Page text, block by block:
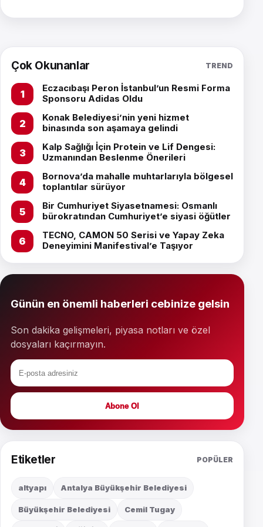
Çok Okunanlar TREND
Eczacıbaşı Peron İstanbul’un Resmi Forma
Sponsoru Adidas Oldu
Konak Belediyesi’nin yeni hizmet
binasında son aşamaya gelindi
Kalp Sağlığı İçin Protein ve Lif Dengesi:
Uzmanından Beslenme Önerileri
Bornova’da mahalle muhtarlarıyla bölgesel
toplantılar sürüyor
Bir Cumhuriyet Siyasetnamesi: Osmanlı
bürokratından Cumhuriyet’e siyasi öğütler
TECNO, CAMON 50 Serisi ve Yapay Zeka
Deneyimini Manifestival’e Taşıyor
Günün en önemli haberleri cebinize gelsin
Son dakika gelişmeleri, piyasa notları ve özel
dosyaları kaçırmayın.
Abone Ol
Etiketler POPÜLER
altyapı Antalya Büyükşehir Belediyesi
Büyükşehir Belediyesi Cemil Tugay